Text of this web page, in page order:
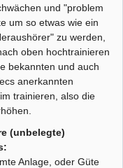
und "problem
um so etwas wie ein
zu werden,
oben hochtrainieren
bekannten und auch
anerkannten
trainieren, also die
(unbelegte)
Anlage, oder Güte